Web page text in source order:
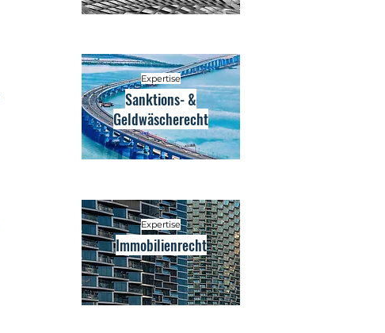
Expertise
Sanktions- &
Geldwäscherecht
Expertise
Immobilienrecht